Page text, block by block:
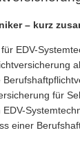
– kurz
EDV-
für
einer